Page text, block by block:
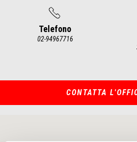
Telefono
02-94967716
CONTATTA